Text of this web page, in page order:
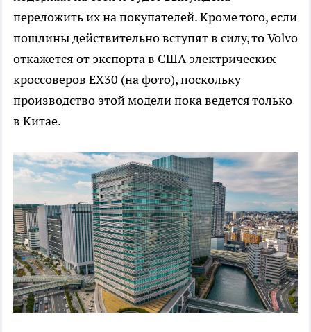
переложить их на покупателей. Кроме того, если
пошлины действительно вступят в силу, то Volvo
откажется от экспорта в США электрических
кроссоверов EX30 (на фото), поскольку
производство этой модели пока ведется только
в Китае.